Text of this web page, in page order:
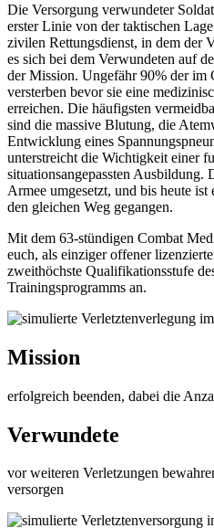
Die Versorgung verwundeter
erster Linie von der taktischen
zivilen Rettungsdienst, in dem der
es sich bei dem Verwundeten auf
der Mission. Ungefähr 90% der im
versterben bevor sie eine
erreichen. Die häufigsten
sind die massive Blutung, die
Entwicklung eines
unterstreicht die Wichtigkeit einer
situationsangepassten Ausbildung.
Armee umgesetzt, und bis heute
den gleichen Weg gegangen.
Mit dem 63-stündigen Combat
euch, als einziger offener
zweithöchste Qualifikationsstufe
Trainingsprogramms an.
Mission
erfolgreich beenden, dabei die
Verwundete
vor weiteren Verletzungen
versorgen